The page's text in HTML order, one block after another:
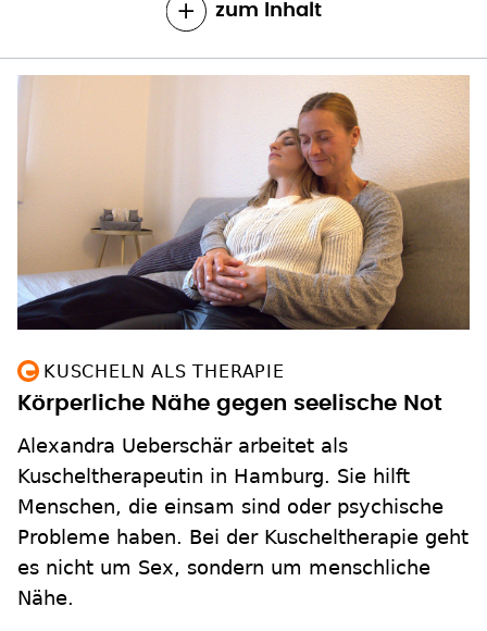
zum Inhalt
KUSCHELN ALS THERAPIE
Körperliche Nähe gegen seelische Not
Alexandra Ueberschär arbeitet als
Kuscheltherapeutin in Hamburg. Sie hilft
Menschen, die einsam sind oder psychische
Probleme haben. Bei der Kuscheltherapie geht
es nicht um Sex, sondern um menschliche
Nähe.